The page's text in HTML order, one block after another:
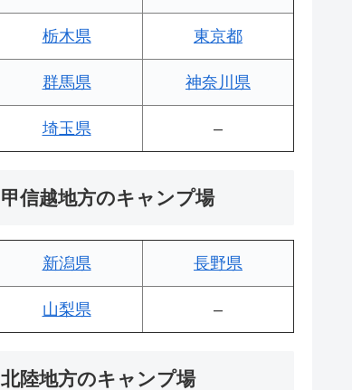
栃木県 東京都
群馬県 神奈川県
埼玉県 –
甲信越地方のキャンプ場
新潟県 長野県
山梨県 –
北陸地方のキャンプ場